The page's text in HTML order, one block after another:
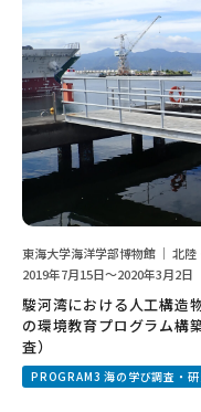
東海大学海洋学部博物館 ｜ 北陸
2019年7月15日～2020年3月2日
駿河湾における人工構造
の環境教育プログラム構
査）
PROGRAM3 海の学び調査・